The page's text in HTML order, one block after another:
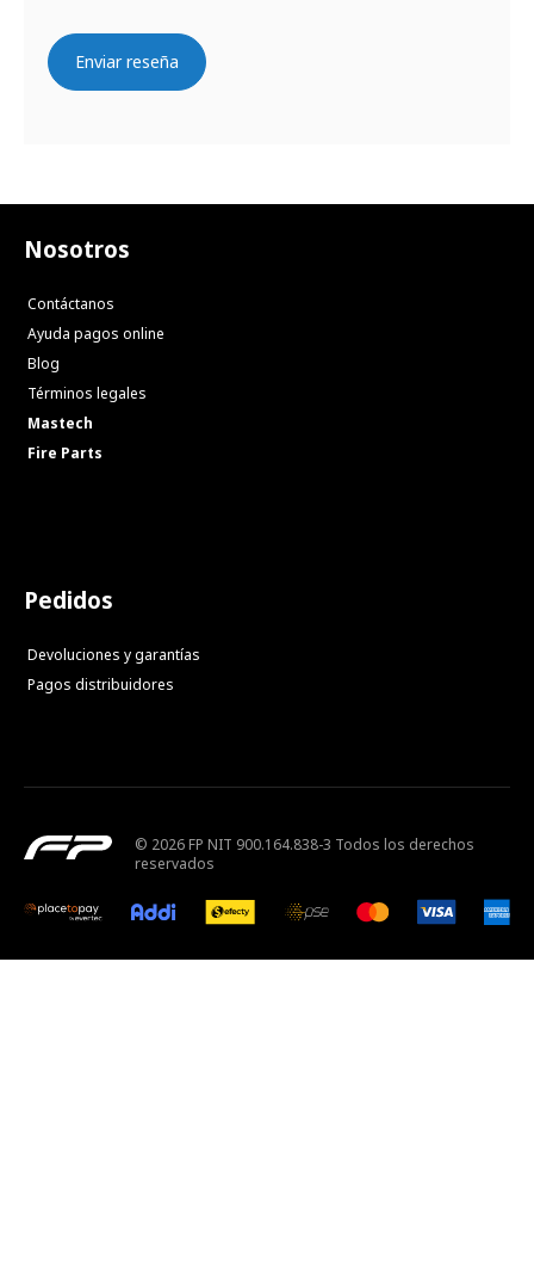
Enviar reseña
Nosotros
Contáctanos
Ayuda pagos online
Blog
Términos legales
Mastech
Fire Parts
Pedidos
Devoluciones y garantías
Pagos distribuidores
© 2026 FP NIT 900.164.838-3 Todos los derechos
reservados